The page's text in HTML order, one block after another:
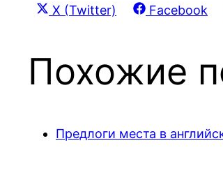
Share
X (Twitter)
Share
Facebook
Похожие
Предлоги места в